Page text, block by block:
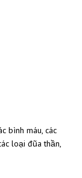
bình máu, các
loại đũa thần,